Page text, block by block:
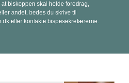
at biskoppen skal holde foredrag,
andet, bedes du skrive til
eller kontakte bispesekretærerne.